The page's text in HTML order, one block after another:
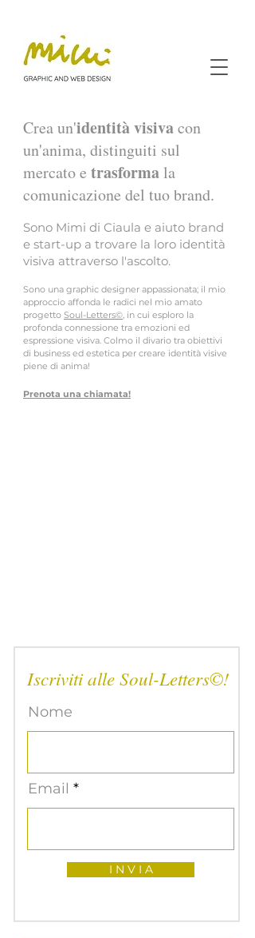
Crea un'identità visivacon
un'anima, distinguiti sul
mercato e trasforma la
comunicazione del tuo brand.
Sono Mimi di Ciaula e aiuto brand
e start-up a trovare la loro identità
visiva attraverso l'ascolto.
Sono una graphic designer appassionata; il mio
approccio affonda le radici nel mio amato
progetto Soul-Letters©, in cui esploro la
profonda connessione tra emozioni ed
espressione visiva. Colmo il divario tra obiettivi
di business ed estetica per creare identità visive
piene di anima!
Prenota una chiamata!
Iscriviti alle Soul-Letters©!
Nome
Email
I N V I A